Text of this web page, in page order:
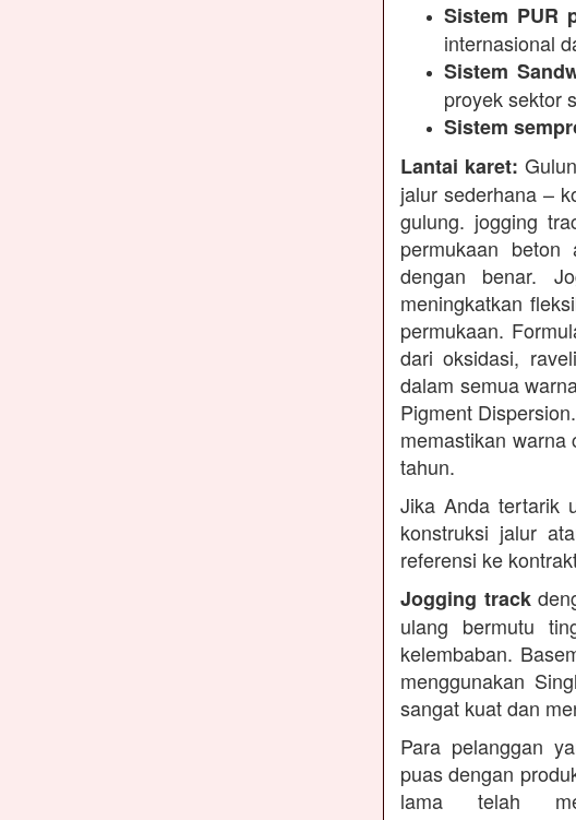
Sistem PUR
internasional
Sistem
proyek sektor
Sistem
Lantai karet:
jalur sederhana –
gulung. jogging
permukaan
dengan benar.
meningkatkan
permukaan.
dari oksidasi,
dalam semua
Pigment
memastikan warna
tahun.
Jika Anda tertarik
konstruksi jalur
referensi ke
Jogging track
ulang bermutu
kelembaban.
menggunakan
sangat kuat dan
Para pelanggan
puas dengan
lama telah